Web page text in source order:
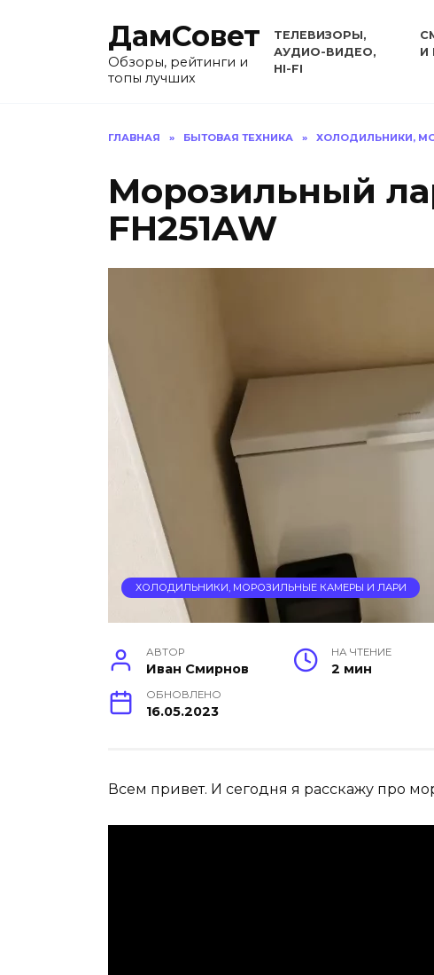
ДамСовет
Обзоры, рейтинги и
топы лучших
ТЕЛЕВИЗОРЫ,
АУДИО-ВИДЕО,
HI-FI
И
ГЛАВНАЯ » БЫТОВАЯ ТЕХНИКА » ХОЛОДИЛЬНИКИ,
Морозильный
FH251AW
ХОЛОДИЛЬНИКИ, МОРОЗИЛЬНЫЕ КАМЕРЫ И ЛАРИ
АВТОР
Иван Смирнов
НА ЧТЕНИЕ
2 мин
ОБНОВЛЕНО
16.05.2023
Всем привет. И сегодня я расскажу про